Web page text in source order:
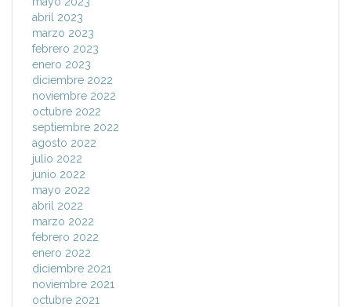
abril 2023
marzo 2023
febrero 2023
enero 2023
diciembre 2022
noviembre 2022
octubre 2022
septiembre 2022
agosto 2022
julio 2022
junio 2022
mayo 2022
abril 2022
marzo 2022
febrero 2022
enero 2022
diciembre 2021
noviembre 2021
octubre 2021